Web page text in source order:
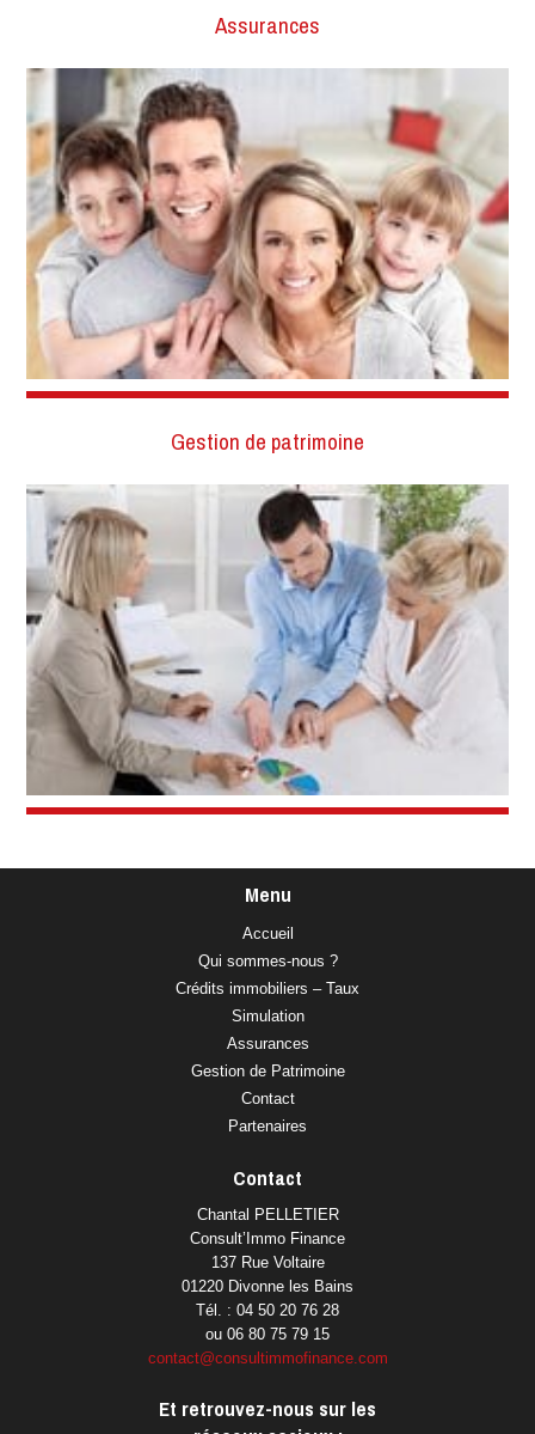
Assurances
Gestion de patrimoine
Menu
Accueil
Qui sommes-nous ?
Crédits immobiliers – Taux
Simulation
Assurances
Gestion de Patrimoine
Contact
Partenaires
Contact
Chantal PELLETIER
Consult’Immo Finance
137 Rue Voltaire
01220 Divonne les Bains
Tél. : 04 50 20 76 28
ou 06 80 75 79 15
contact@consultimmofinance.com
Et retrouvez-nous sur les